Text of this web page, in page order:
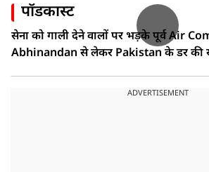
पॉडकास्ट
सेना को गाली देने वालों पर भड़के पूर्व Air
Abhinandan से लेकर Pakistan के डर की
ADVERTISEMENT